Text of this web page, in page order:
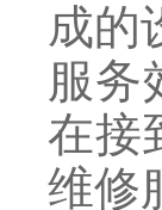
成的
服务
在接
维修